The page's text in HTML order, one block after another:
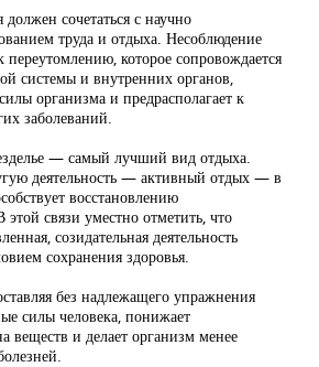
сочетаться с научно
труда и отдыха. Несоблюдение
переутомлению, которое сопровождается
системы и внутренних органов,
организма и предрасполагает к
заболеваний.
— самый лучший вид отдыха.
деятельность — активный отдых — в
восстановлению
этой связи уместно отметить, что
созидательная деятельность
сохранения здоровья.
без надлежащего упражнения
силы человека, понижает
веществ и делает организм менее